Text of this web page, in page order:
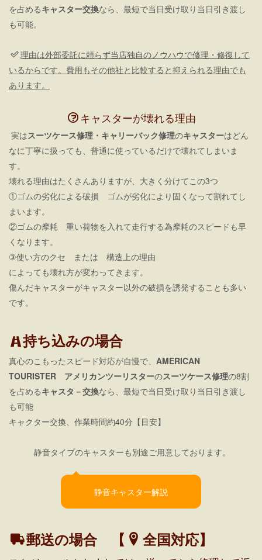
を占めるキャスター交換なら、最短で当日受け取り当日引き渡し
も可能。
理由は外部委託に頼らず当店独自のノウハウで修理・修復して
いるからです。費用もその他社と比較すると抑えられる理由でも
あります。
キャスターが壊れる理由
実はスーツケース修理・キャリーバック修理のキャスターはどん
なに丁寧に扱っても、普通に使っているだけで壊れてしまいま
す。
壊れる理由はたくさんありますが、大きく分けてこの3つ
①ゴムの劣化による破損 ゴムが劣化により固くなって割れてし
まいます。
②ゴムの摩耗 重い荷物を入れて走行する為摩耗のスピードも早
くなります。
③使い方のクセ または 構造上の理由
によっても壊れ方が変わってきます。
傷んだキャスターがキャスター以外の破損を誘発することも多い
です。
持ち込みの場合
真心のこもったスピード対応が自慢で、 AMERICAN
TOURISTER アメリカンツーリスターのスーツケース修理の8割
を占めるキャスタ－交換なら、最短で当日受け取り当日引き渡し
も可能
キャクター交換、作業時間約40分【目安】
静音タイプのキャスターも別途ご用意しております。
静音キャスター解説
郵送の場合 【 全国対応】